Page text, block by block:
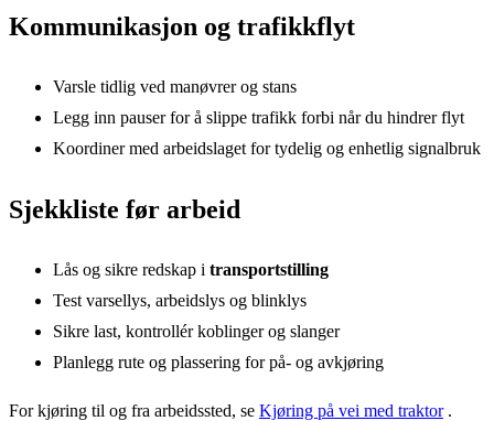
Kommunikasjon og trafikkflyt
Varsle tidlig ved manøvrer og stans
Legg inn pauser for å slippe trafikk forbi når du hindrer flyt
Koordiner med arbeidslaget for tydelig og enhetlig signalbruk
Sjekkliste før arbeid
Lås og sikre redskap i transportstilling
Test varsellys, arbeidslys og blinklys
Sikre last, kontrollér koblinger og slanger
Planlegg rute og plassering for på- og avkjøring
For kjøring til og fra arbeidssted, se Kjøring på vei med traktor.